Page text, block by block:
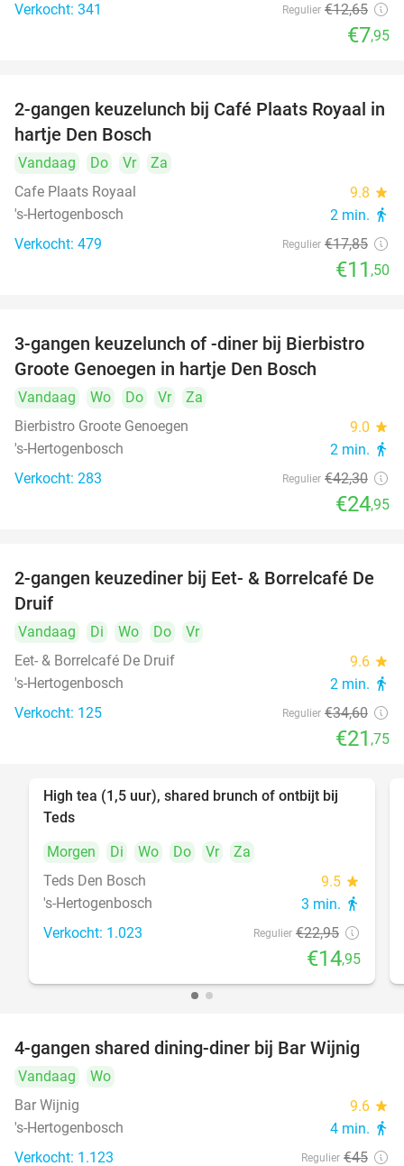
Verkocht: 341 Regulier €12,65
€7,95
36%
2-gangen keuzelunch bij Café Plaats Royaal in
hartje Den Bosch
Vandaag Do Vr
Za
Cafe Plaats Royaal
9.8 star
's-Hertogenbosch 2 min. directions_walk
Verkocht: 479 Regulier €17,85
€11 ,50
41%
3-gangen keuzelunch of -diner bij Bierbistro
Groote Genoegen in hartje Den Bosch
Vandaag Wo Do Vr
Za
Bierbistro Groote Genoegen
9.0 star
's-Hertogenbosch 2 min. directions_walk
Verkocht: 283 Regulier €42,30
€24,95
37%
2-gangen keuzediner bij Eet- & Borrelcafé De
Druif
Vandaag Di Wo Do
Vr
Eet- & Borrelcafé De Druif
9.6 star
's-Hertogenbosch 2 min. directions_walk
Verkocht: 125 Regulier €34,60
€21 ,75
35%
High tea (1,5 uur), shared brunch of ontbijt bij
Teds
Morgen
Di Wo Do Vr
Za
Teds Den Bosch
9.5 star
's-Hertogenbosch 3 min. directions_walk
Verkocht: 1.023 Regulier €22,95
€14,95
45%
4-gangen shared dining-diner bij Bar Wijnig
Vandaag
Wo
Bar Wijnig
9.6 star
's-Hertogenbosch 4 min. directions_walk
Verkocht: 1.123 Regulier €45